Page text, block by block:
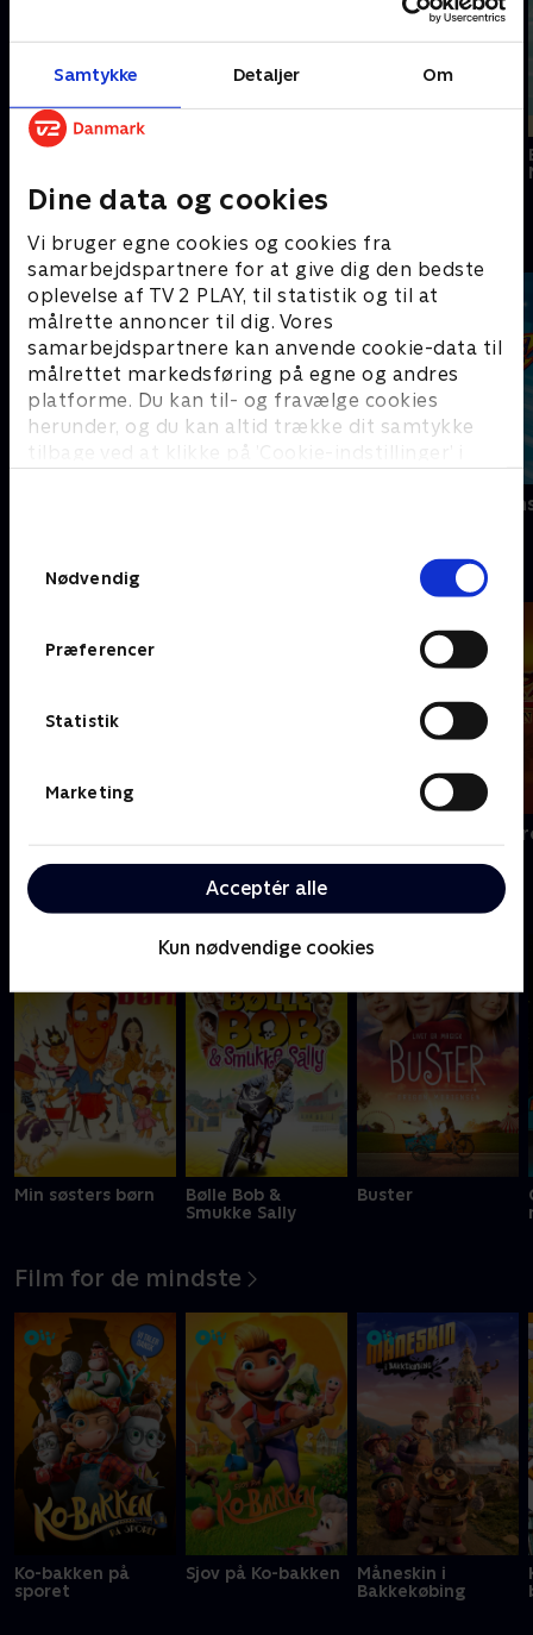
Samtykke Detaljer Om
Dine data og cookies
Vi bruger egne cookies og cookies fra
samarbejdspartnere for at give dig den bedste
oplevelse af TV 2 PLAY, til statistik og til at
målrette annoncer til dig. Vores
samarbejdspartnere kan anvende cookie-data til
målrettet markedsføring på egne og andres
platforme. Du kan til- og fravælge cookies
herunder, og du kan altid trække dit samtykke
tilbage ved at klikke på ’Cookie-indstillinger’ i
Nødvendig
Præferencer
Statistik
Marketing
Acceptér alle
Kun nødvendige cookies
Nyligt tilføjet
Sjove serier - se dem med SkyShowtime
Blaze og
Kendt fra legetøjshylden
Zorro the
Danske klassikere
Min søsters børn
Bølle Bob &
Smukke Sally
Buster
Film for de mindste
Ko-bakken på
sporet
Sjov på Ko-bakken
Måneskin i
Bakkekøbing